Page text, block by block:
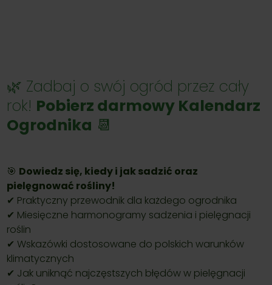
🌿 Zadbaj o swój ogród przez cały
rok! Pobierz darmowy Kalendarz
Ogrodnika 📆
🎯 Dowiedz się, kiedy i jak sadzić oraz
pielęgnować rośliny!
✔ Praktyczny przewodnik dla każdego ogrodnika
✔ Miesięczne harmonogramy sadzenia i pielęgnacji
roślin
✔ Wskazówki dostosowane do polskich warunków
klimatycznych
✔ Jak uniknąć najczęstszych błędów w pielęgnacji